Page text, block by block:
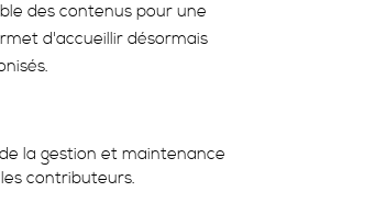
des contenus pour une
d'accueillir désormais
la gestion et maintenance
contributeurs.